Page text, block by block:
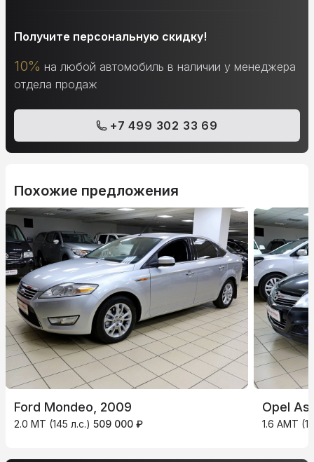
Получите персональную скидку!
10% на любой автомобиль в наличии у менеджера
отдела продаж
+7 499 302 33 69
Похожие предложения
Ford Mondeo, 2009
2.0 MT (145 л.с.) 509 000 ₽
Opel
1.6 AMT